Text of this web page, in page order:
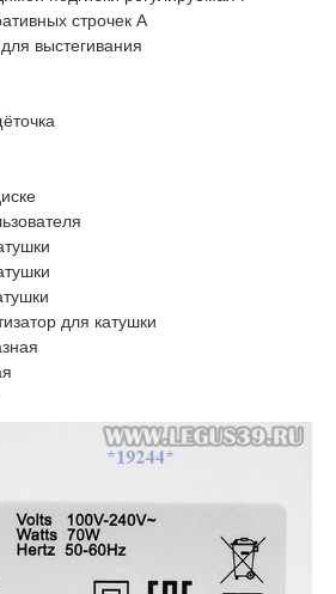
строчек A
выстегивания
для катушки